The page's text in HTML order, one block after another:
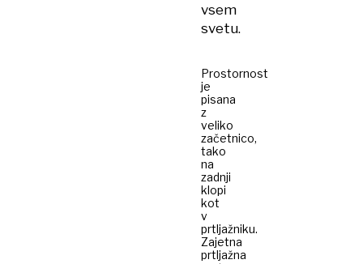
vsem
svetu.
Prostornost
je
pisana
z
veliko
začetnico,
tako
na
zadnji
klopi
kot
v
prtljažniku.
Zajetna
prtljažna